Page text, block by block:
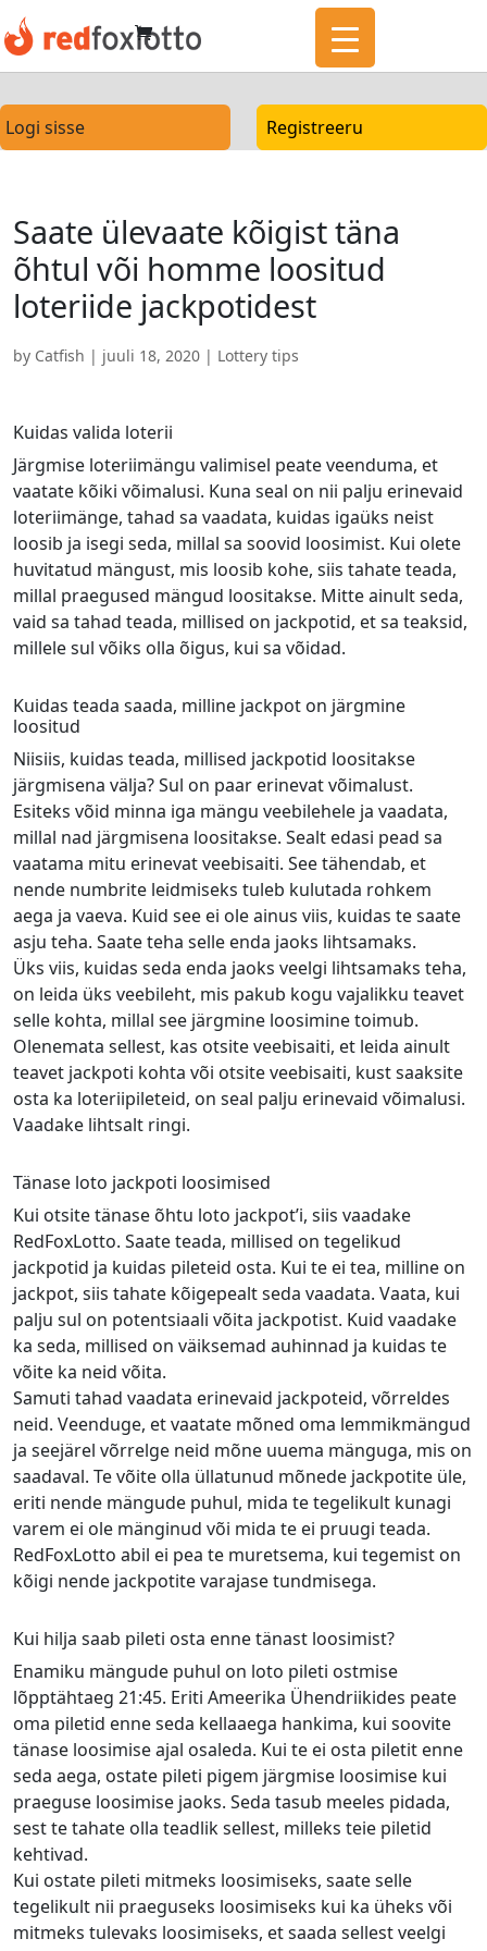
Logi sisse Registreeru
Saate ülevaate kõigist täna
õhtul või homme loositud
loteriide jackpotidest
by Catfish | juuli 18, 2020 | Lottery tips
Kuidas valida loterii
Järgmise loteriimängu valimisel peate veenduma, et
vaatate kõiki võimalusi. Kuna seal on nii palju erinevaid
loteriimänge, tahad sa vaadata, kuidas igaüks neist
loosib ja isegi seda, millal sa soovid loosimist. Kui olete
huvitatud mängust, mis loosib kohe, siis tahate teada,
millal praegused mängud loositakse. Mitte ainult seda,
vaid sa tahad teada, millised on jackpotid, et sa teaksid,
millele sul võiks olla õigus, kui sa võidad.
Kuidas teada saada, milline jackpot on järgmine
loositud
Niisiis, kuidas teada, millised jackpotid loositakse
järgmisena välja? Sul on paar erinevat võimalust.
Esiteks võid minna iga mängu veebilehele ja vaadata,
millal nad järgmisena loositakse. Sealt edasi pead sa
vaatama mitu erinevat veebisaiti. See tähendab, et
nende numbrite leidmiseks tuleb kulutada rohkem
aega ja vaeva. Kuid see ei ole ainus viis, kuidas te saate
asju teha. Saate teha selle enda jaoks lihtsamaks.
Üks viis, kuidas seda enda jaoks veelgi lihtsamaks teha,
on leida üks veebileht, mis pakub kogu vajalikku teavet
selle kohta, millal see järgmine loosimine toimub.
Olenemata sellest, kas otsite veebisaiti, et leida ainult
teavet jackpoti kohta või otsite veebisaiti, kust saaksite
osta ka loteriipileteid, on seal palju erinevaid võimalusi.
Vaadake lihtsalt ringi.
Tänase loto jackpoti loosimised
Kui otsite tänase õhtu loto jackpot’i, siis vaadake
RedFoxLotto. Saate teada, millised on tegelikud
jackpotid ja kuidas pileteid osta. Kui te ei tea, milline on
jackpot, siis tahate kõigepealt seda vaadata. Vaata, kui
palju sul on potentsiaali võita jackpotist. Kuid vaadake
ka seda, millised on väiksemad auhinnad ja kuidas te
võite ka neid võita.
Samuti tahad vaadata erinevaid jackpoteid, võrreldes
neid. Veenduge, et vaatate mõned oma lemmikmängud
ja seejärel võrrelge neid mõne uuema mänguga, mis on
saadaval. Te võite olla üllatunud mõnede jackpotite üle,
eriti nende mängude puhul, mida te tegelikult kunagi
varem ei ole mänginud või mida te ei pruugi teada.
RedFoxLotto abil ei pea te muretsema, kui tegemist on
kõigi nende jackpotite varajase tundmisega.
Kui hilja saab pileti osta enne tänast loosimist?
Enamiku mängude puhul on loto pileti ostmise
lõpptähtaeg 21:45. Eriti Ameerika Ühendriikides peate
oma piletid enne seda kellaaega hankima, kui soovite
tänase loosimise ajal osaleda. Kui te ei osta piletit enne
seda aega, ostate pileti pigem järgmise loosimise kui
praeguse loosimise jaoks. Seda tasub meeles pidada,
sest te tahate olla teadlik sellest, milleks teie piletid
kehtivad.
Kui ostate pileti mitmeks loosimiseks, saate selle
tegelikult nii praeguseks loosimiseks kui ka üheks või
mitmeks tulevaks loosimiseks, et saada sellest veelgi